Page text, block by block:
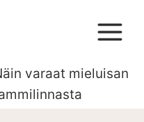
varaat mieluisan